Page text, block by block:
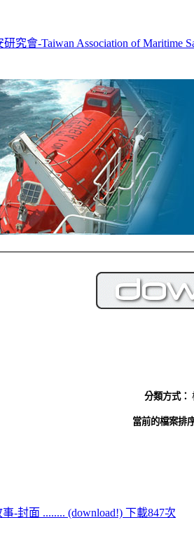
分類方式：
當前的檔案排
-封面 ........ (download!) 下載847次